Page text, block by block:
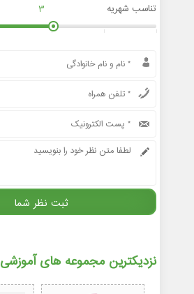
تناسب شهریه 3
نزدیکترین مجموعه های آموزشی